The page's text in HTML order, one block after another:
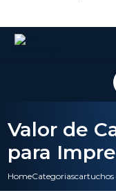
HomeCategoriascartuchos
Valor de
para